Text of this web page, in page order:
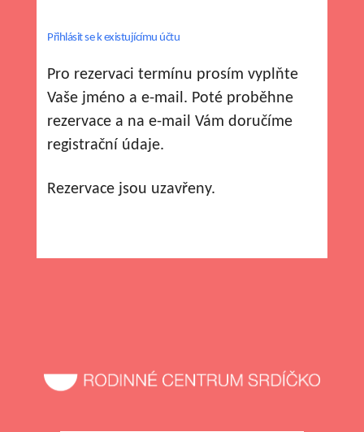
Přihlásit se k existujícímu účtu
Pro rezervaci termínu prosím vyplňte
Vaše jméno a e-mail. Poté proběhne
rezervace a na e-mail Vám doručíme
registrační údaje.
Rezervace jsou uzavřeny.